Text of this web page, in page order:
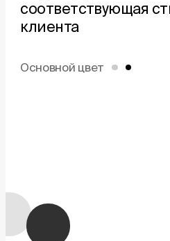
соответствующая
клиента
Основной цвет